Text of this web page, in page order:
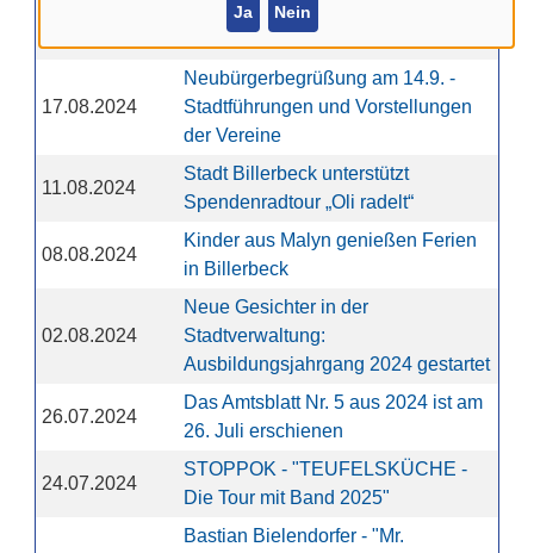
Ja Nein
Billerbecker Oktoberfest am 5.10. -
17.08.2024
Neubürgerbegrüßung am 14.9. -
Stadtführungen und Vorstellungen
der Vereine
11.08.2024
Stadt Billerbeck unterstützt
Spendenradtour „Oli radelt“
08.08.2024
Kinder aus Malyn genießen Ferien
in Billerbeck
02.08.2024
Neue Gesichter in der
Stadtverwaltung:
Ausbildungsjahrgang 2024 gestartet
26.07.2024
Das Amtsblatt Nr. 5 aus 2024 ist am
26. Juli erschienen
24.07.2024
STOPPOK - "TEUFELSKÜCHE -
Die Tour mit Band 2025"
Bastian Bielendorfer - "Mr.